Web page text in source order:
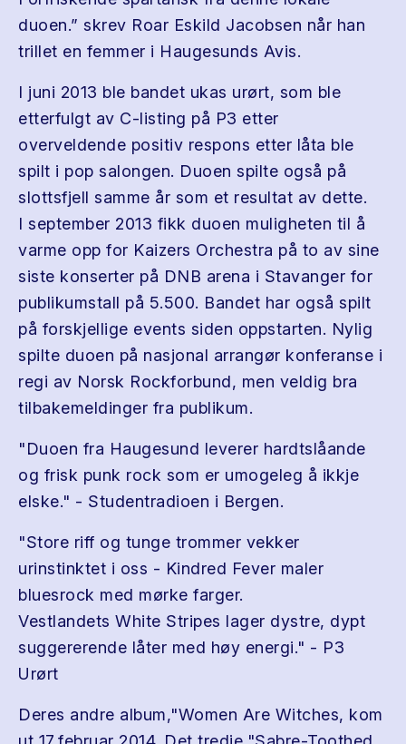
duoen.” skrev Roar Eskild Jacobsen når han
trillet en femmer i Haugesunds Avis.
I juni 2013 ble bandet ukas urørt, som ble
etterfulgt av C-listing på P3 etter
overveldende positiv respons etter låta ble
spilt i pop salongen. Duoen spilte også på
slottsfjell samme år som et resultat av dette.
I september 2013 fikk duoen muligheten til å
varme opp for Kaizers Orchestra på to av sine
siste konserter på DNB arena i Stavanger for
publikumstall på 5.500. Bandet har også spilt
på forskjellige events siden oppstarten. Nylig
spilte duoen på nasjonal arrangør konferanse i
regi av Norsk Rockforbund, men veldig bra
tilbakemeldinger fra publikum.
"Duoen fra Haugesund leverer hardtslåande
og frisk punk rock som er umogeleg å ikkje
elske." - Studentradioen i Bergen.
"Store riff og tunge trommer vekker
urinstinktet i oss - Kindred Fever maler
bluesrock med mørke farger.
Vestlandets White Stripes lager dystre, dypt
suggererende låter med høy energi." - P3
Urørt
Deres andre album,"Women Are Witches, kom